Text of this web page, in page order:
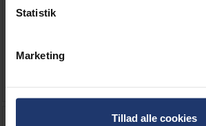
Statistik
Marketing
Tillad alle cookies